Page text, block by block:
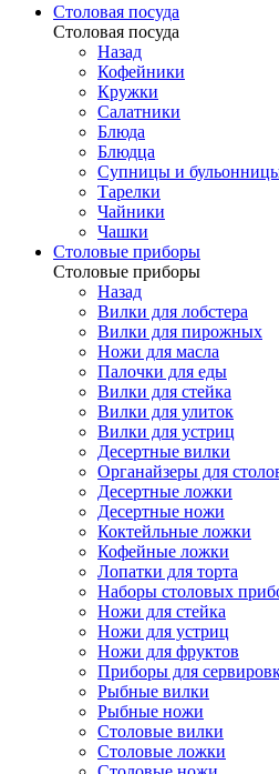
Столовая посуда
Столовая посуда
Назад
Кофейники
Кружки
Салатники
Блюда
Блюдца
Супницы и
Тарелки
Чайники
Чашки
Cтоловые приборы
Cтоловые приборы
Назад
Вилки для лобстера
Вилки для пирожных
Ножи для масла
Палочки для еды
Вилки для стейка
Вилки для улиток
Вилки для устриц
Десертные вилки
Органайзеры для
Десертные ложки
Десертные ножи
Коктейльные ложки
Кофейные ложки
Лопатки для торта
Наборы столовых
Ножи для стейка
Ножи для устриц
Ножи для фруктов
Приборы для
Рыбные вилки
Рыбные ножи
Столовые вилки
Столовые ложки